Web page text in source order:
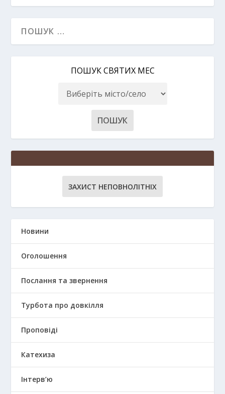
ПОШУК СВЯТИХ МЕС
ЗАХИСТ НЕПОВНОЛІТНІХ
Новини
Оголошення
Послання та звернення
Турбота про довкілля
Проповіді
Катехиза
Інтерв’ю